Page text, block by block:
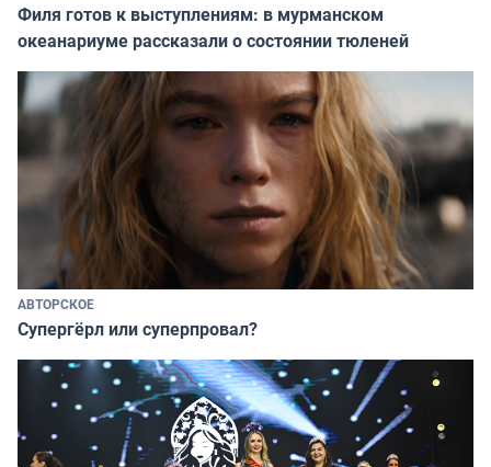
Филя готов к выступлениям: в мурманском
океанариуме рассказали о состоянии тюленей
АВТОРСКОЕ
Супергёрл или суперпровал?